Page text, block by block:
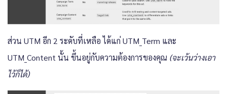
ส่วน UTM อีก 2 ระดับที่เหลือ ได้แก่ UTM_Term และ
UTM_Content นั้น ขึ้นอยู่กับความต้องการของคุณ (จะเว้นว่างเอา
ไว้ก็ได้)